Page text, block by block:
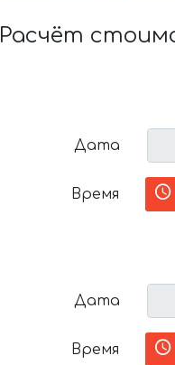
Расчёт
Дата
Время
Дата
Время